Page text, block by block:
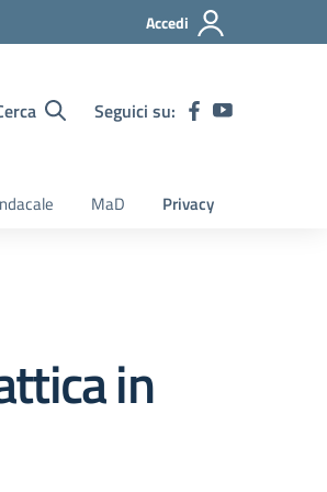
Accedi
Seguici su:
MaD Privacy
in